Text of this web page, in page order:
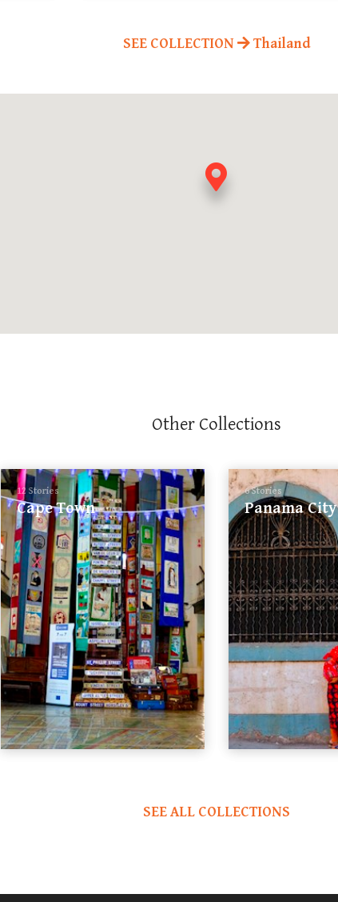
SEE COLLECTION Thailand
Other Collections
12 Stories
Cape Town
6 Stories
Panama City
SEE ALL COLLECTIONS